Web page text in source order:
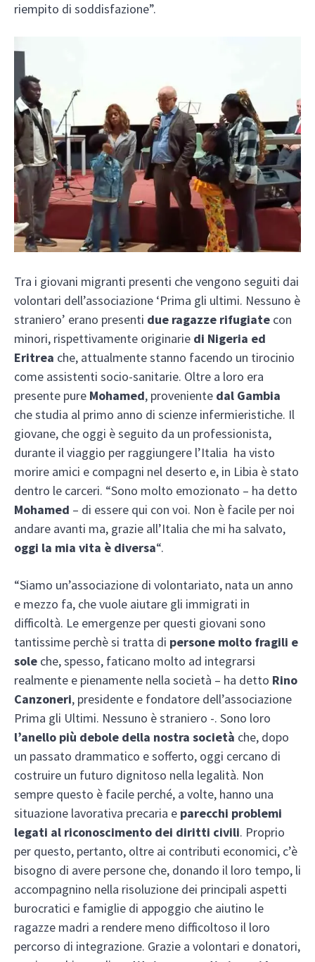
riempito di soddisfazione”.
Tra i giovani migranti presenti che vengono seguiti dai
volontari dell’associazione ‘Prima gli ultimi. Nessuno è
straniero’ erano presenti due ragazze rifugiate con
minori, rispettivamente originarie di Nigeria ed
Eritrea che, attualmente stanno facendo un tirocinio
come assistenti socio-sanitarie. Oltre a loro era
presente pure Mohamed, proveniente dal Gambia
che studia al primo anno di scienze infermieristiche. Il
giovane, che oggi è seguito da un professionista,
durante il viaggio per raggiungere l’Italia ha visto
morire amici e compagni nel deserto e, in Libia è stato
dentro le carceri. “Sono molto emozionato – ha detto
Mohamed – di essere qui con voi. Non è facile per noi
andare avanti ma, grazie all’Italia che mi ha salvato,
oggi la mia vita è diversa“.
“Siamo un’associazione di volontariato, nata un anno
e mezzo fa, che vuole aiutare gli immigrati in
difficoltà. Le emergenze per questi giovani sono
tantissime perchè si tratta di persone molto fragili e
sole che, spesso, faticano molto ad integrarsi
realmente e pienamente nella società – ha detto Rino
Canzoneri, presidente e fondatore dell’associazione
Prima gli Ultimi. Nessuno è straniero -. Sono loro
l’anello più debole della nostra società che, dopo
un passato drammatico e sofferto, oggi cercano di
costruire un futuro dignitoso nella legalità. Non
sempre questo è facile perché, a volte, hanno una
situazione lavorativa precaria e parecchi problemi
legati al riconoscimento dei diritti civili. Proprio
per questo, pertanto, oltre ai contributi economici, c’è
bisogno di avere persone che, donando il loro tempo, li
accompagnino nella risoluzione dei principali aspetti
burocratici e famiglie di appoggio che aiutino le
ragazze madri a rendere meno difficoltoso il loro
percorso di integrazione. Grazie a volontari e donatori,